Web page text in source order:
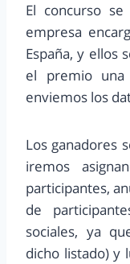
El concurso
empresa
España, y ellos
el premio
enviemos los
Los ganadores
iremos
participantes,
de
sociales, ya
dicho listado) y